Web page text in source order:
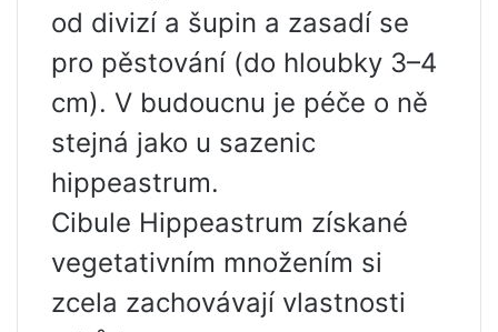
od divizí a šupin a zasadí se
pro pěstování (do hloubky 3–4
cm). V budoucnu je péče o ně
stejná jako u sazenic
hippeastrum.
Cibule Hippeastrum získané
vegetativním množením si
zcela zachovávají vlastnosti